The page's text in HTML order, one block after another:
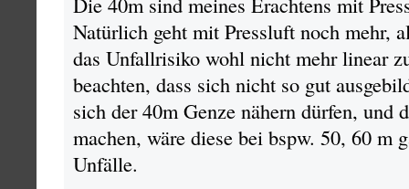
Natürlich geht mit Pressluft noch mehr,
das Unfallrisiko wohl nicht mehr linear
beachten, dass sich nicht so gut
sich der 40m Genze nähern dürfen, und
machen, wäre diese bei bspw. 50, 60 m
Unfälle.